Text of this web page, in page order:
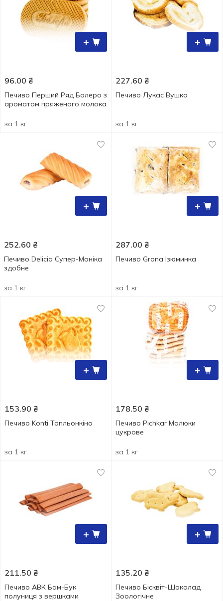
+
96.00 ₴
Печиво Перший Ряд Болеро з
ароматом пряженого молока
за 1 кг
+
227.60 ₴
Печиво Лукас Вушка
за 1 кг
+
252.60 ₴
Печиво Delicia Супер-Моніка
здобне
за 1 кг
+
287.00 ₴
Печиво Grona Ізюминка
за 1 кг
+
153.90 ₴
Печиво Konti Топльонкіно
за 1 кг
+
178.50 ₴
Печиво Pichkar Малюки
цукрове
за 1 кг
+
211.50 ₴
Печиво АВК Бам-Бук
полуниця з вершками
+
135.20 ₴
Печиво Бісквіт-Шоколад
Зоологічне